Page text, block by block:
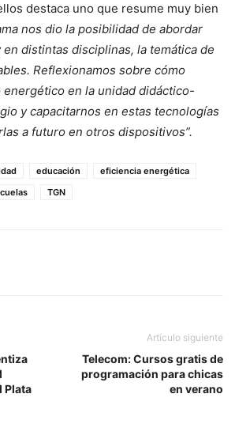
destaca uno que resume muy bien
nos dio la posibilidad de abordar
distintas disciplinas, la temática de
Reflexionamos sobre cómo
en la unidad didáctico-
y capacitarnos en estas tecnologías
a futuro en otros dispositivos”.
educación
eficiencia energética
TGN
Plata
Artículo siguiente
Telecom: Cursos gratis de
programación para chicas
en verano